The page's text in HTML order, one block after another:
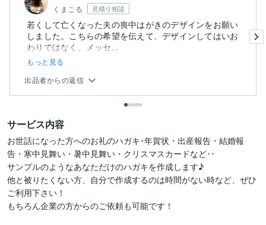
くまこる 見積り相談
若くして亡くなった夫の喪中はがきのデザインをお願い
しました。こちらの希望を伝えて、デザインしてはいお
わりではなく、メッセ...
もっと見る
出品者からの返信
サービス内容
お世話になった方へのお礼のハガキ･年賀状・出産報告・結婚報
告・寒中見舞い・暑中見舞い・クリスマスカードなど‥
サンプルのようなあなただけのハガキを作成します♪
他と被りたくない方、自分で作成するのは時間がない時など、ぜひ
ご利用下さい！
もちろん企業の方からのご依頼も可能です！